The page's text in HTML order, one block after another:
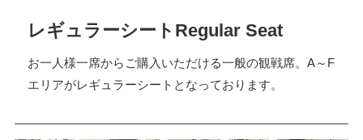
レギュラーシート Regular Seat
お一人様一席からご購入いただける一般の観戦席。A～F
エリアがレギュラーシートとなっております。